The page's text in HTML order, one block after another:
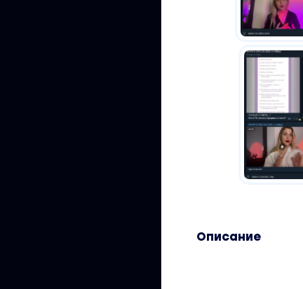
Описание